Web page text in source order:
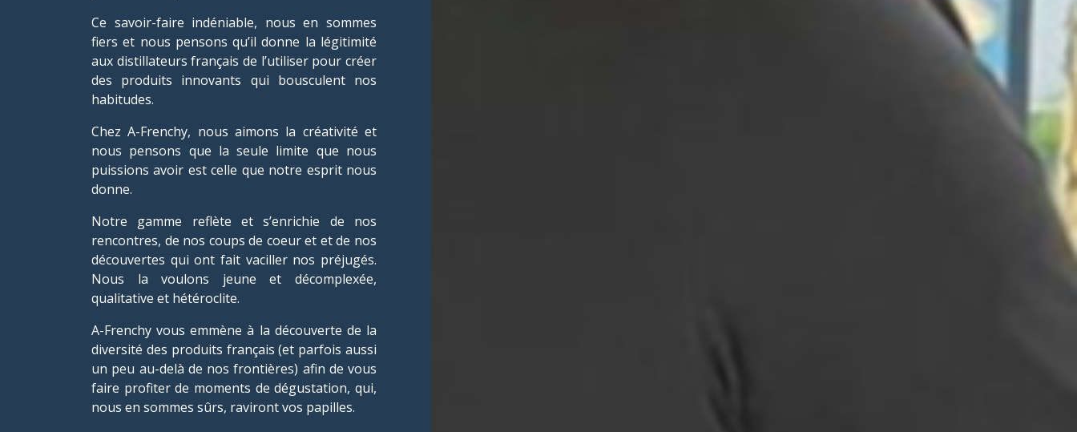
Ce savoir-faire indéniable, nous en sommes
fiers et nous pensons qu’il donne la légitimité
aux distillateurs français de l’utiliser pour créer
des produits innovants qui bousculent nos
habitudes.
Chez A-Frenchy, nous aimons la créativité et
nous pensons que la seule limite que nous
puissions avoir est celle que notre esprit nous
donne.
Notre gamme reflète et s’enrichie de nos
rencontres, de nos coups de coeur et et de nos
découvertes qui ont fait vaciller nos préjugés.
Nous la voulons jeune et décomplexée,
qualitative et hétéroclite.
A-Frenchy vous emmène à la découverte de la
diversité des produits français (et parfois aussi
un peu au-delà de nos frontières) afin de vous
faire profiter de moments de dégustation, qui,
nous en sommes sûrs, raviront vos papilles.